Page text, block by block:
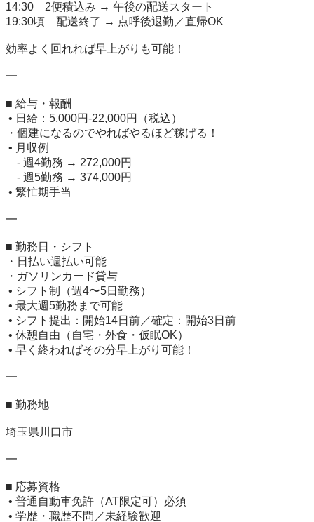
14:30　2便積込み → 午後の配送スタート
19:30頃　配送終了 → 点呼後退勤／直帰OK
効率よく回れれば早上がりも可能！
━
■ 給与・報酬
・個建になるのでやればやるほど稼げる！
- 週4勤務 → 272,000円
- 週5勤務 → 374,000円
━
■ 勤務日・シフト
・日払い週払い可能
・ガソリンカード貸与
━
■ 勤務地
埼玉県川口市
━
■ 応募資格